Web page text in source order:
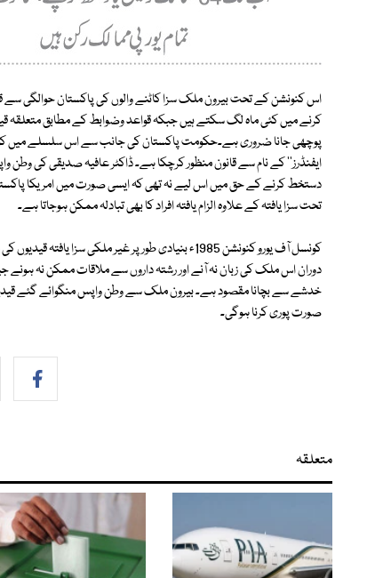
اس کنونشن کے تحت بیرون ملک سزا کاٹنے والوں کی پاکستان حوالگی
کرنے میں کئی ماہ لگ سکتے ہیں جبکہ قواعد وضوابط کے مطابق متعلقہ
ایفنڈرز'' کے نام سے قانون منظور کرچکا ہے۔ ڈاکٹر عافیہ صدیقی کی وطن
دستخط کرنے کے حق میں اس لیے نہ تھی کہ ایسی صورت میں امریکا
تحت سزا یافتہ کے علاوہ الزام یافتہ افراد کا بھی تبادلہ ممکن ہوجاتا ہے۔
کونسل آف یورو کنونشن 1985ء بنیادی طور پر غیر
دوران اس ملک کی زبان نہ آنے اور رشتہ داروں سے ملاقات ممکن نہ
خدشے سے بچانا مقصود ہے۔ بیرون ملک سے وطن واپس منگوائے گئے
صورت پوری کرنا ہوگی۔
متعلقہ